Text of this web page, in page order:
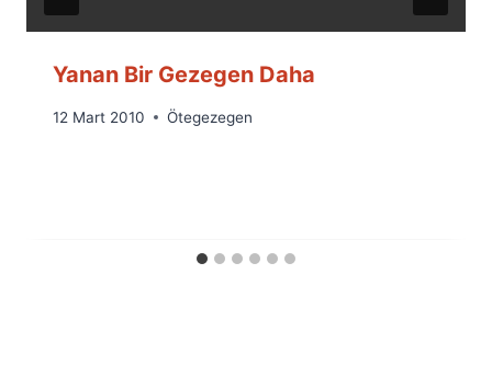
Yanan Bir Gezegen Daha
By
12 Mart 2010 Ötegezegen